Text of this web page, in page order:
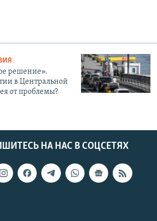
решение».
в Центральной
от проблемы?
НА НАС В СОЦСЕТЯХ